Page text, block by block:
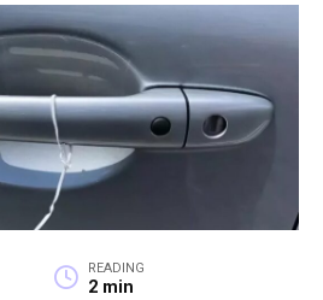
READING
2 min